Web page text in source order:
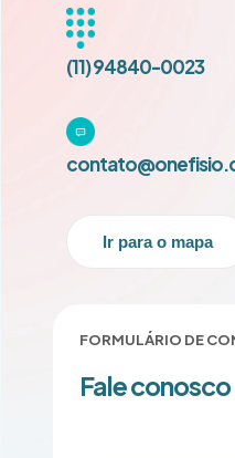
(11) 94840-0023
Ir para o mapa
FORMULÁRIO DE
Fale conosco